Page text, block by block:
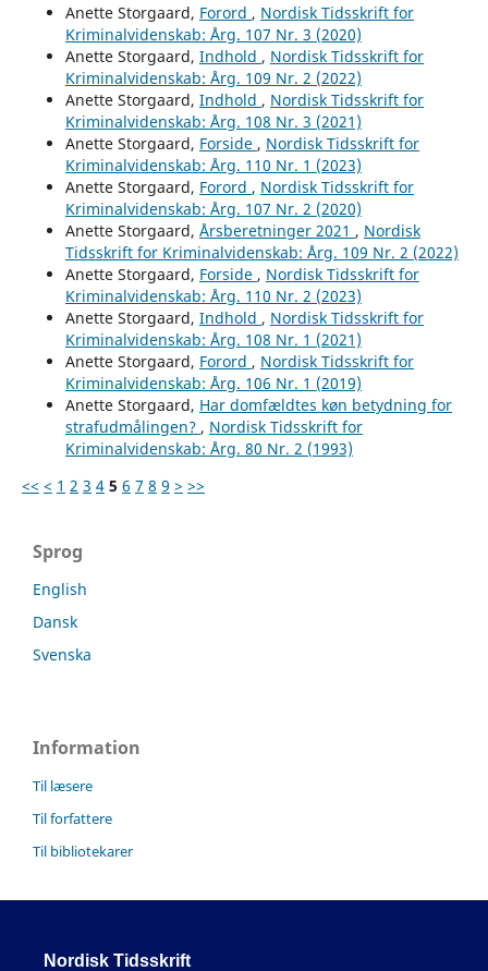
Anette Storgaard, Forord , Nordisk Tidsskrift for
Kriminalvidenskab: Årg. 107 Nr. 3 (2020)
Anette Storgaard, Indhold , Nordisk Tidsskrift for
Kriminalvidenskab: Årg. 109 Nr. 2 (2022)
Anette Storgaard, Indhold , Nordisk Tidsskrift for
Kriminalvidenskab: Årg. 108 Nr. 3 (2021)
Anette Storgaard, Forside , Nordisk Tidsskrift for
Kriminalvidenskab: Årg. 110 Nr. 1 (2023)
Anette Storgaard, Forord , Nordisk Tidsskrift for
Kriminalvidenskab: Årg. 107 Nr. 2 (2020)
Anette Storgaard, Årsberetninger 2021 , Nordisk
Tidsskrift for Kriminalvidenskab: Årg. 109 Nr. 2 (2022)
Anette Storgaard, Forside , Nordisk Tidsskrift for
Kriminalvidenskab: Årg. 110 Nr. 2 (2023)
Anette Storgaard, Indhold , Nordisk Tidsskrift for
Kriminalvidenskab: Årg. 108 Nr. 1 (2021)
Anette Storgaard, Forord , Nordisk Tidsskrift for
Kriminalvidenskab: Årg. 106 Nr. 1 (2019)
Anette Storgaard, Har domfældtes køn betydning for
strafudmålingen? , Nordisk Tidsskrift for
Kriminalvidenskab: Årg. 80 Nr. 2 (1993)
<< < 1 2 3 4 5 6 7 8 9 > >>
Sprog
English
Dansk
Svenska
Information
Til læsere
Til forfattere
Til bibliotekarer
Nordisk Tidsskrift